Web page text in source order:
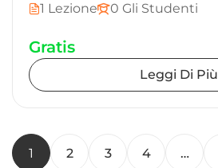
1 Lezione
0 Gli Studenti
Gratis
Leggi Di Più
1 2 3 4 …